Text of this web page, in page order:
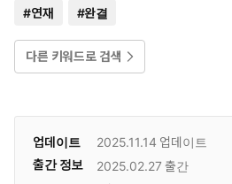
#연재 #완결
다른 키워드로 검색
업데이트 2025.11.14 업데이트
출간 정보
2025.02.27 출간